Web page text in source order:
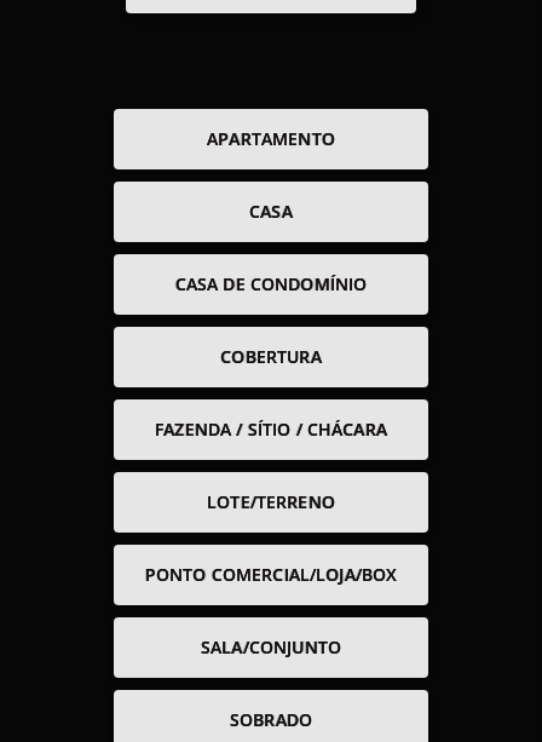
APARTAMENTO
CASA
CASA DE CONDOMÍNIO
COBERTURA
FAZENDA / SÍTIO / CHÁCARA
LOTE/TERRENO
PONTO COMERCIAL/LOJA/BOX
SALA/CONJUNTO
SOBRADO